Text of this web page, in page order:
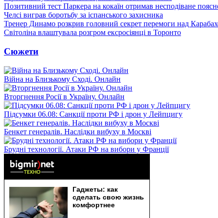
Позитивний тест Паркера на кокаїн отримав несподіване
Челсі виграв боротьбу за іспанського захисника
Тренер Динамо розкрив головний секрет перемоги над
Світоліна влаштувала розгром ексросіянці в Торонто
Сюжети
Війна на Близькому Сході. Онлайн
Вторгнення Росії в Україну. Онлайн
Підсумки 06.08: Санкції проти РФ і дрон у Лейпцигу
Бенкет генералів. Наслідки вибуху в Москві
Брудні технології. Атаки РФ на вибори у Франції